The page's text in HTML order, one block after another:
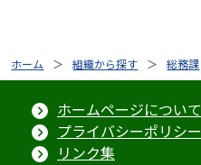
ホーム 組織から探す 総務課
ホームページについて
プライバシーポリシー
リンク集